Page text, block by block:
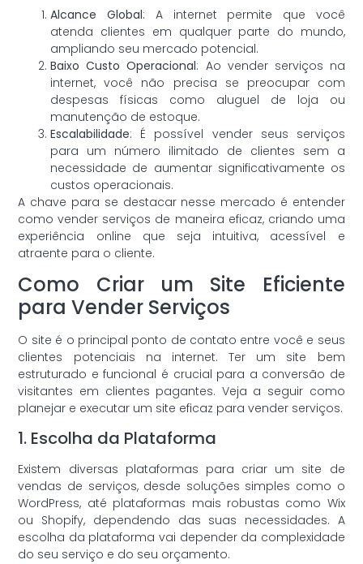
Alcance Global: A internet permite que você
atenda clientes em qualquer parte do mundo,
ampliando seu mercado potencial.
Baixo Custo Operacional: Ao vender serviços na
internet, você não precisa se preocupar com
despesas físicas como aluguel de loja ou
manutenção de estoque.
Escalabilidade: É possível vender seus serviços
para um número ilimitado de clientes sem a
necessidade de aumentar significativamente os
custos operacionais.
A chave para se destacar nesse mercado é entender
como vender serviços de maneira eficaz, criando uma
experiência online que seja intuitiva, acessível e
atraente para o cliente.
Como Criar um Site Eficiente
para Vender Serviços
O site é o principal ponto de contato entre você e seus
clientes potenciais na internet. Ter um site bem
estruturado e funcional é crucial para a conversão de
visitantes em clientes pagantes. Veja a seguir como
planejar e executar um site eficaz para vender serviços.
1. Escolha da Plataforma
Existem diversas plataformas para criar um site de
vendas de serviços, desde soluções simples como o
WordPress, até plataformas mais robustas como Wix
ou Shopify, dependendo das suas necessidades. A
escolha da plataforma vai depender da complexidade
do seu serviço e do seu orçamento.